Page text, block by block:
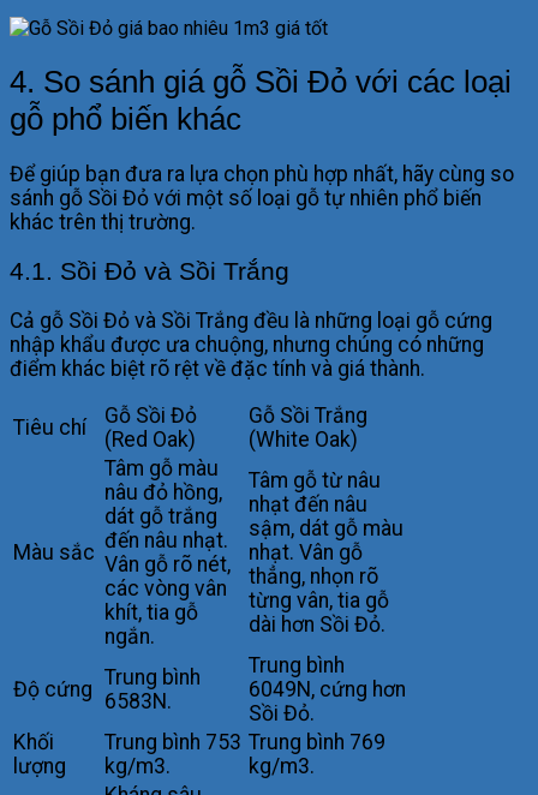
4. So sánh giá gỗ Sồi Đỏ với các loại
gỗ phổ biến khác
Để giúp bạn đưa ra lựa chọn phù hợp nhất, hãy cùng so
sánh gỗ Sồi Đỏ với một số loại gỗ tự nhiên phổ biến
khác trên thị trường.
4.1. Sồi Đỏ và Sồi Trắng
Cả gỗ Sồi Đỏ và Sồi Trắng đều là những loại gỗ cứng
nhập khẩu được ưa chuộng, nhưng chúng có những
điểm khác biệt rõ rệt về đặc tính và giá thành.
Tiêu chí
Gỗ Sồi Đỏ
(Red Oak)
Gỗ Sồi Trắng
(White Oak)
Màu sắc
Tâm gỗ màu
nâu đỏ hồng,
dát gỗ trắng
đến nâu nhạt.
Vân gỗ rõ nét,
các vòng vân
khít, tia gỗ
ngắn.
Tâm gỗ từ nâu
nhạt đến nâu
sậm, dát gỗ màu
nhạt. Vân gỗ
thẳng, nhọn rõ
từng vân, tia gỗ
dài hơn Sồi Đỏ.
Độ cứng Trung bình
6583N.
Trung bình
6049N, cứng hơn
Sồi Đỏ.
Khối
lượng
Trung bình 753
kg/m3.
Trung bình 769
kg/m3.